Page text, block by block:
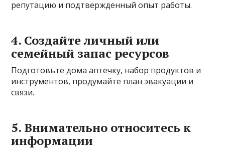
репутацию и подтвержденный опыт работы.
4. Создайте личный или
семейный запас ресурсов
Подготовьте дома аптечку, набор продуктов и
инструментов, продумайте план эвакуации и
связи.
5. Внимательно относитесь к
информации